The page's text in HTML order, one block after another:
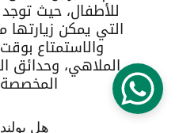
للأطفال، حيث
التي يمكن زيارتها
والاستمتاع
الملاهي، وحدائق
هل